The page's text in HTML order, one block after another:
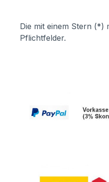
Die mit einem Stern (*)
Pflichtfelder.